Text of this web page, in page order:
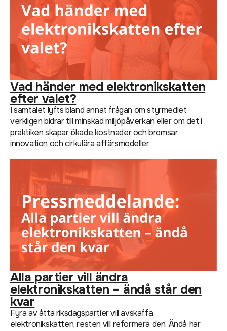
Vad händer med elektronikskatten
efter valet?
I samtalet lyfts bland annat frågan om styrmedlet
verkligen bidrar till minskad miljöpåverkan eller om det i
praktiken skapar ökade kostnader och bromsar
innovation och cirkulära affärsmodeller.
Alla partier vill ändra
elektronikskatten – ändå står den
kvar
Fyra av åtta riksdagspartier vill avskaffa
elektronikskatten, resten vill reformera den. Ändå har